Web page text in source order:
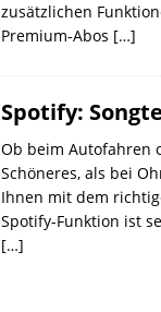
zusätzlichen
Premium-Abos […]
Spotify:
Ob beim Autofahren
Schöneres, als bei
Ihnen mit dem
Spotify-Funktion ist
[…]